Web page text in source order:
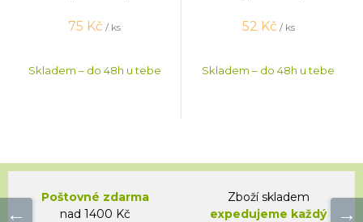
75 Kč / ks
Skladem – do 48h u tebe
52 Kč / ks
Skladem – do 48h u tebe
Poštovné zdarma
nad 1400 Kč
Zboží skladem
expedujeme každý